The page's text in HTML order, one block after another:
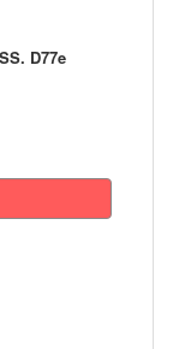
D77e